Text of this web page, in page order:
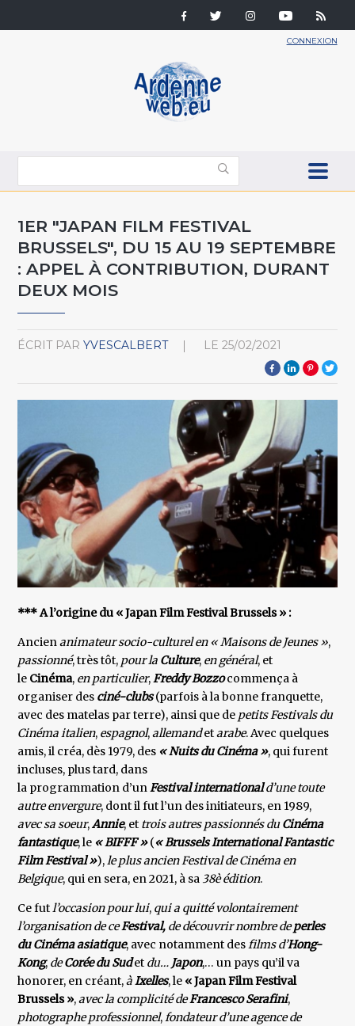
CONNEXION
1ER "JAPAN FILM FESTIVAL
BRUSSELS", DU 15 AU 19 SEPTEMBRE
: APPEL À CONTRIBUTION, DURANT
DEUX MOIS
ÉCRIT PAR YVESCALBERT LE 25/02/2021
*** A l’origine du « Japan Film Festival Brussels » :
Ancienanimateur socio-culturel en « Maisons de Jeunes »,
passionné, très tôt, pour la Culture, en général, et
le Cinéma, en particulier,Freddy Bozzocommença à
organiser des ciné-clubs(parfois à la bonne franquette,
avec des matelas par terre), ainsi que de petits Festivals du
Cinéma italien, espagnol,allemandetarabe. Avec quelques
amis, il créa, dès 1979, des « Nuits du Cinéma », qui furent
incluses, plus tard, dans
la programmation d’unFestival internationald’une toute
autre envergure, dont il fut l’un des initiateurs, en 1989,
avec sa soeur,Annie, et trois autres passionnés duCinéma
fantastique, le « BIFFF »(« Brussels International Fantastic
Film Festival »),le plus ancien Festival de Cinéma en
Belgique, qui en sera, en 2021, à sa 38è édition.
Ce futl’occasion pour lui, qui a quitté volontairement
l’organisation de ceFestival, de découvrir nombre deperles
du Cinéma asiatique, avec notamment desfilms d’Hong-
Kong, deCorée du Sudet du… Japon,… un pays qu’il va
honorer, en créant,àIxelles, le « Japan Film Festival
Brussels »,avec la complicité deFrancesco Serafini,
photographe professionnel,fondateur d’une agence de